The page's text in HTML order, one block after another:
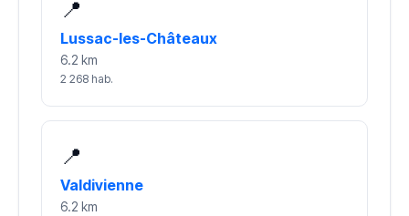
📍
Lussac-les-Châteaux
6.2 km
2 268 hab.
📍
Valdivienne
6.2 km